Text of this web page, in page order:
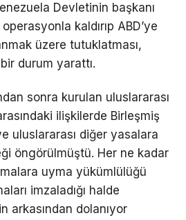
Devletinin başkanı
kaldırıp ABD’ye
üzere tutuklatması,
durum yarattı.
sonra kurulan uluslararası
ilişkilerde Birleşmiş
uluslararası diğer yasalara
öngörülmüştü. Her ne kadar
uyma yükümlülüğü
imzaladığı halde
arkasından dolanıyor